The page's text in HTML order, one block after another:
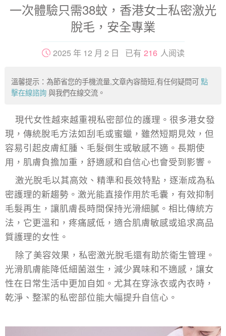
一次體驗只需38蚊，香港女士私密激光
脫毛，安全專業
2025 年 12 月 2 日 已有 216 人阅读
溫馨提示：為節省您的手機流量,文章內容簡短,有任何疑問可點
擊在線諮詢 與我們在線交流。
現代女性越來越重視私密部位的護理。很多港女發
現，傳統脫毛方法如刮毛或蜜蠟，雖然短期見效，但
容易引起皮膚紅腫、毛髮倒生或敏感不適。長期使
用，肌膚負擔加重，舒適感和自信心也會受到影響。
激光脫毛以其高效、精準和長效特點，逐漸成為私
密護理的新趨勢。激光能直接作用於毛囊，有效抑制
毛髮再生，讓肌膚長時間保持光滑細膩。相比傳統方
法，它更溫和，疼痛感低，適合肌膚敏感或追求高品
質護理的女性。
除了美容效果，私密激光脫毛還有助於衛生管理。
光滑肌膚能降低細菌滋生，減少異味和不適感，讓女
性在日常生活中更加自如。尤其在穿泳衣或內衣時，
乾淨、整潔的私密部位能大幅提升自信心。